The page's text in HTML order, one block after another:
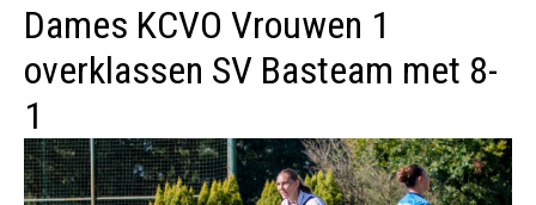
Dames KCVO Vrouwen 1
overklassen SV Basteam met 8-
1